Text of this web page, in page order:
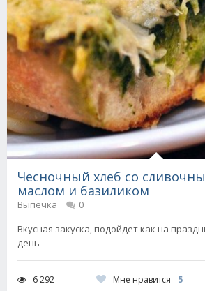
Чесночный хлеб со
маслом и базиликом
Выпечка
0
Вкусная закуска, подойдет как на
день
6 292 Мне нравится 5